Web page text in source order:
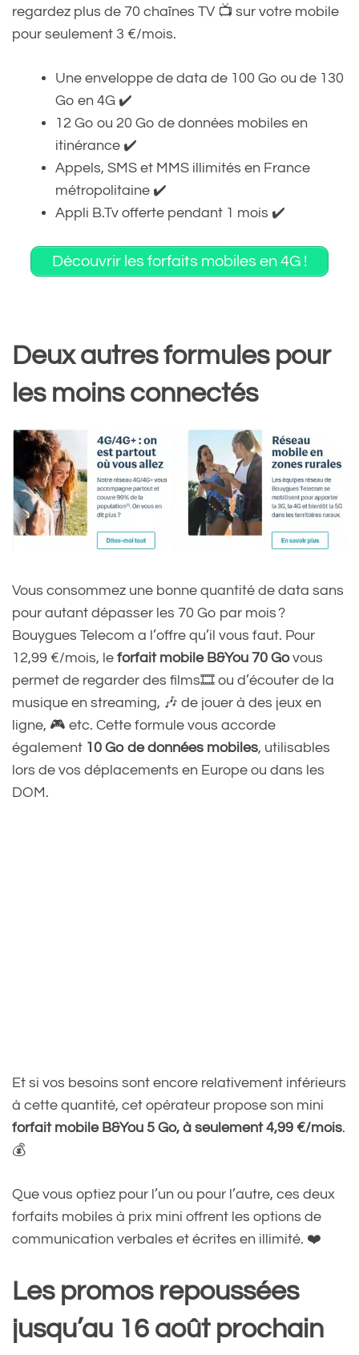
regardez plus de 70 chaînes TV 📺 sur votre mobile
pour seulement 3 €/mois.
Une enveloppe de data de 100 Go ou de 130
Go en 4G ✔️
12 Go ou 20 Go de données mobiles en
itinérance ✔️
Appels, SMS et MMS illimités en France
métropolitaine ✔️
Appli B.Tv offerte pendant 1 mois ✔️
Découvrir les forfaits mobiles en 4G !
Deux autres formules pour
les moins connectés
Vous consommez une bonne quantité de data sans
pour autant dépasser les 70 Go par mois ?
Bouygues Telecom a l’offre qu’il vous faut. Pour
12,99 €/mois, le forfait mobile B&You 70 Govous
permet de regarder des films🎞 ou d’écouter de la
musique en streaming, 🎶 de jouer à des jeux en
ligne, 🎮 etc. Cette formule vous accorde
également 10 Go de données mobiles, utilisables
lors de vos déplacements en Europe ou dans les
DOM.
Et si vos besoins sont encore relativement inférieurs
à cette quantité, cet opérateur propose son mini
forfait mobile B&You 5 Go, à seulement 4,99 €/mois.
💰
Que vous optiez pour l’un ou pour l’autre, ces deux
forfaits mobiles à prix mini offrent les options de
communication verbales et écrites en illimité. ❤️
Les promos repoussées
jusqu’au 16 août prochain